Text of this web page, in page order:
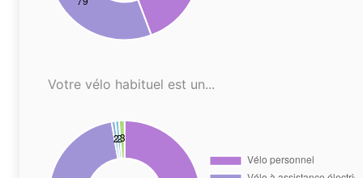
Votre vélo habituel est un...